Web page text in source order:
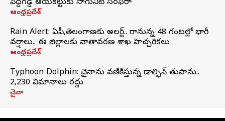
పెద్దగడ్డ ఆయకట్టుకు సాగునీటి సరఫరా
ఆంధ్రప్రదేశ్
Rain Alert: ఏపీ,తెలంగాణకు అలర్ట్.. రానున్న 48 గంటల్లో భారీ
వర్షాలు.. ఈ జిల్లాలకు వాతావరణ శాఖ హెచ్చరికలు
ఆంధ్రప్రదేశ్
Typhoon Dolphin: చైనాను వణికిస్తున్న డాల్ఫిన్‌ తుపాను..
2,230 విమానాలు రద్దు
చైనా